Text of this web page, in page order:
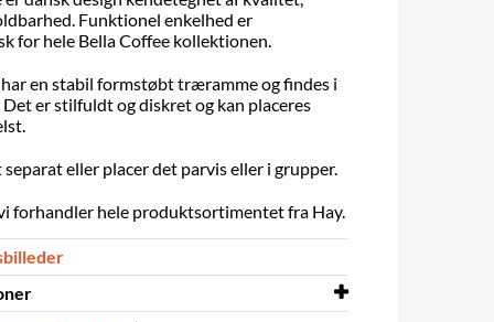
Funktionel enkelhed er
for hele Bella Coffee kollektionen.
en stabil formstøbt træramme og findes i
er stilfuldt og diskret og kan placeres
eller placer det parvis eller i grupper.
forhandler hele produktsortimentet fra Hay.